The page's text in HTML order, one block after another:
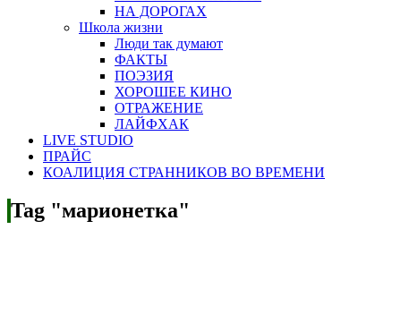
НА ДОРОГАХ
Школа жизни
Люди так думают
ФАКТЫ
ПОЭЗИЯ
ХОРОШЕЕ КИНО
ОТРАЖЕНИЕ
ЛАЙФХАК
LIVE STUDIO
ПРАЙС
КОАЛИЦИЯ СТРАННИКОВ ВО ВРЕМЕНИ
Tag "марионетка"